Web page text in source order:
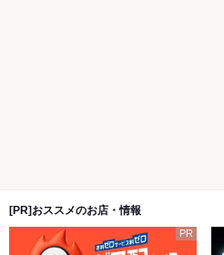
[PR]おススメのお店・情報
PR